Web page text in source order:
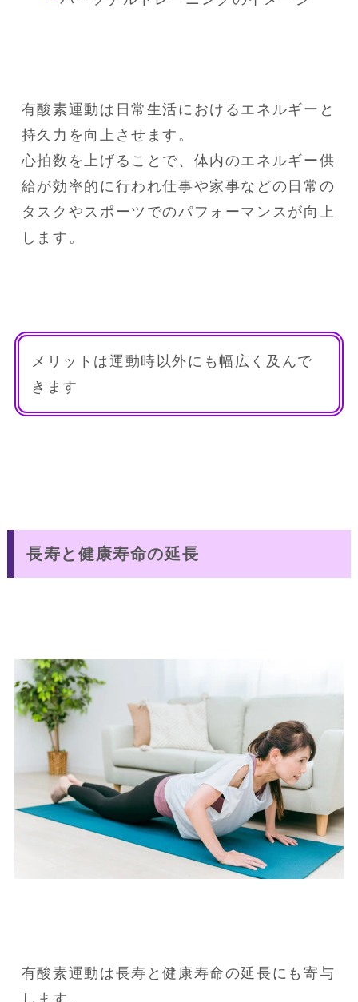
有酸素運動は日常生活におけるエネルギーと
持久力を向上させます。
心拍数を上げることで、体内のエネルギー供
給が効率的に行われ仕事や家事などの日常の
タスクやスポーツでのパフォーマンスが向上
します。
メリットは運動時以外にも幅広く及んで
きます
長寿と健康寿命の延長
有酸素運動は長寿と健康寿命の延長にも寄与